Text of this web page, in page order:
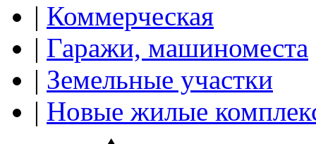
| Коммерческая
| Гаражи, машиноместа
| Земельные участки
| Новые жилые